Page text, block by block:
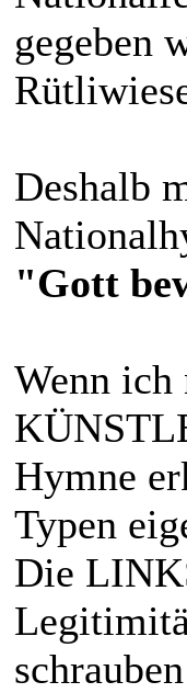
gegeben
Deshalb
"Gott
Wenn ich
Hymne
Typen
Die